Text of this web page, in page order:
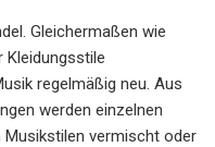
Gleichermaßen wie
Kleidungsstile
regelmäßig neu. Aus
werden einzelnen
vermischt oder